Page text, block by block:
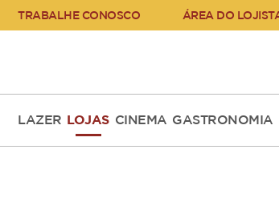
TRABALHE CONOSCO ÁREA DO
LAZER LOJAS CINEMA GASTRONOMIA